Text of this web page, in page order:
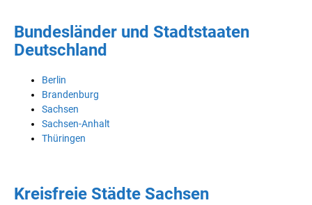
Bundesländer und Stadtstaaten
Deutschland
Berlin
Brandenburg
Sachsen
Sachsen-Anhalt
Thüringen
Kreisfreie Städte Sachsen